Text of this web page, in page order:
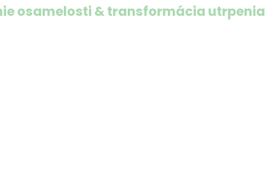
osamelosti & transformácia